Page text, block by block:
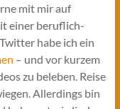
mit mir auf
einer beruflich-
habe ich ein
– und vor kurzem
zu beleben. Reise
Allerdings bin